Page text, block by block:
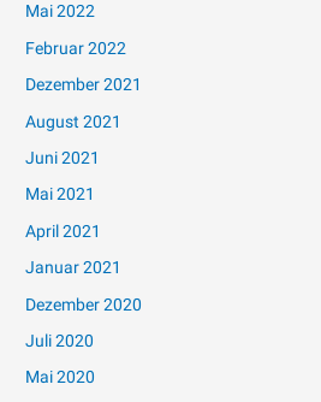
Mai 2022
Februar 2022
Dezember 2021
August 2021
Juni 2021
Mai 2021
April 2021
Januar 2021
Dezember 2020
Juli 2020
Mai 2020